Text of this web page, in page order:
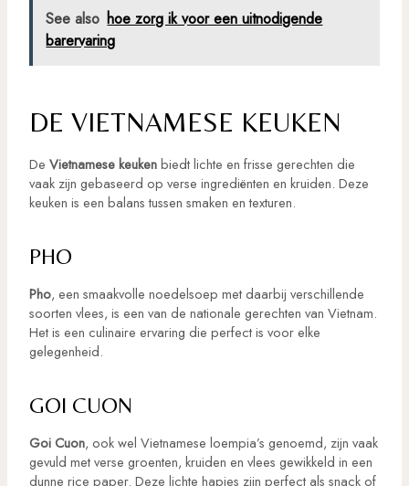
See also hoe zorg ik voor een uitnodigende
barervaring
DE VIETNAMESE KEUKEN
De Vietnamese keukenbiedt lichte en frisse gerechten die
vaak zijn gebaseerd op verse ingrediënten en kruiden. Deze
keuken is een balans tussen smaken en texturen.
PHO
Pho, een smaakvolle noedelsoep met daarbij verschillende
soorten vlees, is een van de nationale gerechten van Vietnam.
Het is een culinaire ervaring die perfect is voor elke
gelegenheid.
GOI CUON
Goi Cuon, ook wel Vietnamese loempia’s genoemd, zijn vaak
gevuld met verse groenten, kruiden en vlees gewikkeld in een
dunne rice paper. Deze lichte hapjes zijn perfect als snack of